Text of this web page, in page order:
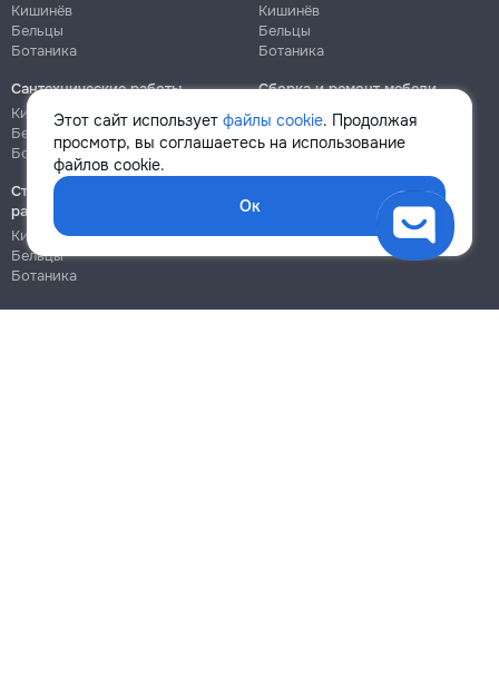
Этот сайт использует файлы cookie. Продолжая
просмотр, вы соглашаетесь на использование
файлов cookie.
Ок
Кишинёв
Бельцы
Ботаника
Кишинёв
Бельцы
Ботаника
Сантехнические работы
Кишинёв
Бельцы
Ботаника
Сборка и ремонт мебели
Кишинёв
Ботаника
Строительно-монтажные
работы
Кишинёв
Бельцы
Ботаника